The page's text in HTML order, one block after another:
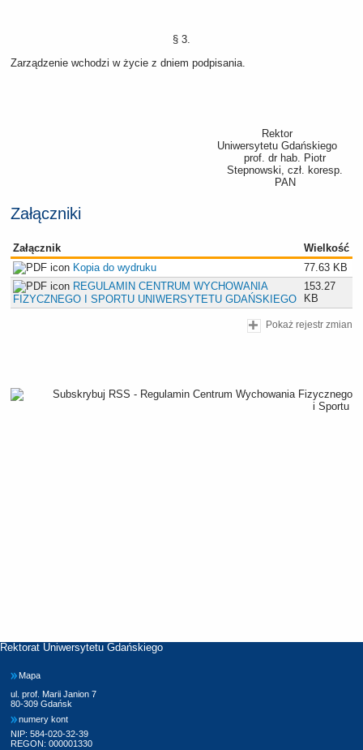
§ 3.
Zarządzenie wchodzi w życie z dniem podpisania.
Rektor
Uniwersytetu Gdańskiego
prof. dr hab. Piotr
Stepnowski, czł. koresp.
PAN
Załączniki
Załącznik
Wielkość
Kopia do wydruku
77.63 KB
REGULAMIN CENTRUM WYCHOWANIA
FIZYCZNEGO I SPORTU UNIWERSYTETU GDAŃSKIEGO
153.27
KB
Pokaż rejestr zmian
Rektorat Uniwersytetu Gdańskiego
Mapa
ul. prof. Marii Janion 7
80-309 Gdańsk
numery kont
NIP: 584-020-32-39
REGON: 000001330